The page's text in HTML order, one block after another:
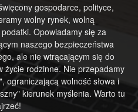
gospodarce, polityce,
wolny rynek, wolną
Opowiadamy się za
naszego bezpieczeństwa
ale nie wtrącającym się do
życie rodzinne. Nie przepadamy
ograniczającą wolność słowa i
kierunek myślenia. Warto tu